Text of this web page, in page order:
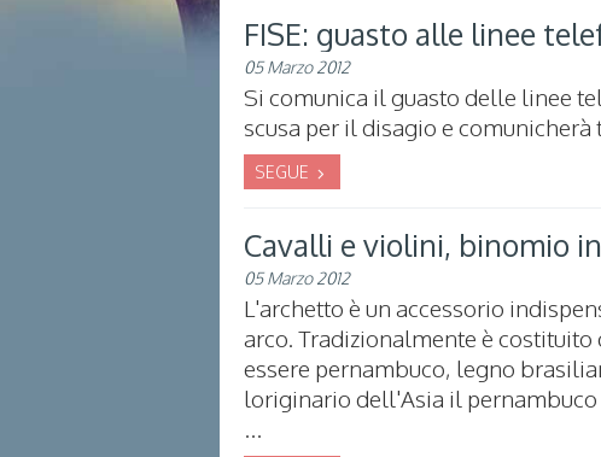
FISE: guasto alle linee
05 Marzo 2012
Si comunica il guasto delle linee
scusa per il disagio e
SEGUE
Cavalli e violini, binomio
05 Marzo 2012
L'archetto è un accessorio
arco. Tradizionalmente è
essere pernambuco, legno
loriginario dell'Asia il pernambuco
...